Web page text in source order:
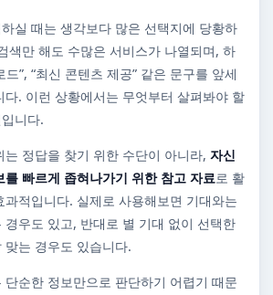
실 때는 생각보다 많은 선택지에 당황하
색만 해도 수많은 서비스가 나열되며, 하
드”, “최신 콘텐츠 제공” 같은 문구를 앞세
다. 이런 상황에서는 무엇부터 살펴봐야 할
니다.
는 정답을 찾기 위한 수단이 아니라, 자신
를 빠르게 좁혀나가기 위한 참고 자료로 활
과적입니다. 실제로 사용해보면 기대와는
경우도 있고, 반대로 별 기대 없이 선택한
는 경우도 있습니다.
단순한 정보만으로 판단하기 어렵기 때문